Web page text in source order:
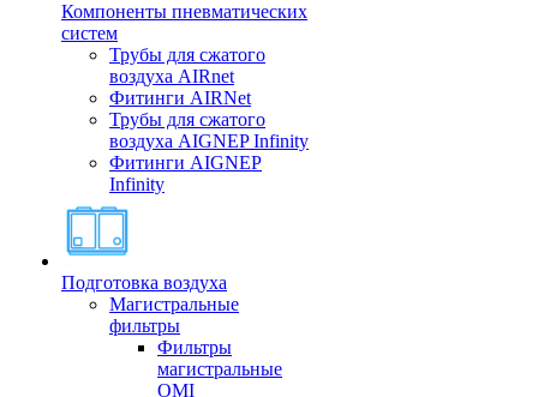
Компоненты пневматических
систем
Трубы для сжатого
воздуха AIRnet
Фитинги AIRNet
Трубы для сжатого
воздуха AIGNEP Infinity
Фитинги AIGNEP
Infinity
Подготовка воздуха
Магистральные
фильтры
Фильтры
магистральные
OMI